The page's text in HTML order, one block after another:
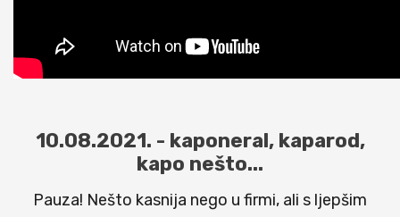
10.08.2021. - kaponeral, kaparod,
kapo nešto...
Pauza! Nešto kasnija nego u firmi, ali s ljepšim